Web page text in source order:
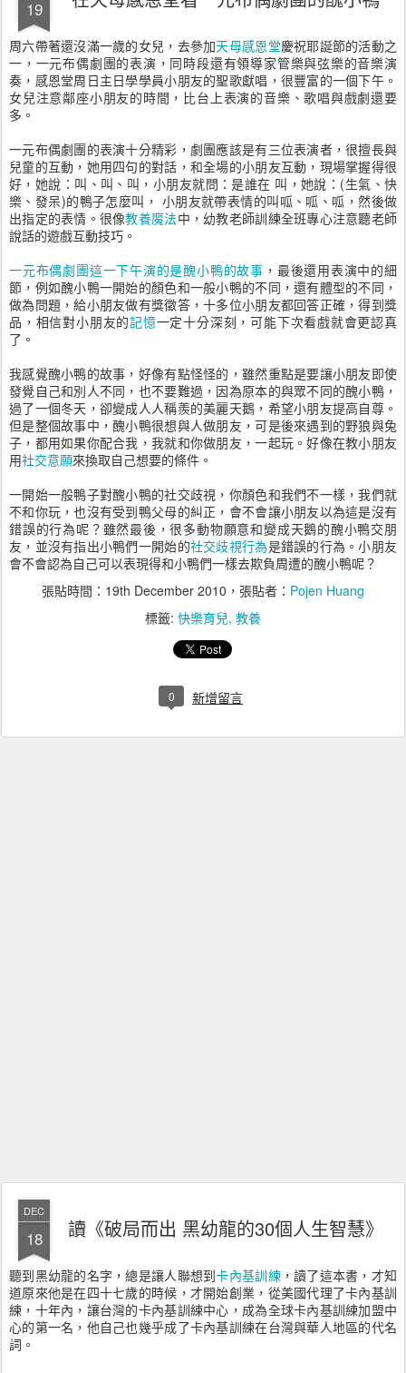
19
周六帶著還沒滿一歲的女兒，去參加天母感恩堂慶祝耶誕節的活動之
一，一元布偶劇團的表演，同時段還有領導家管樂與弦樂的音樂演
奏，感恩堂周日主日學學員小朋友的聖歌獻唱，很豐富的一個下午。
女兒注意鄰座小朋友的時間，比台上表演的音樂、歌唱與戲劇還要
多。
一元布偶劇團的表演十分精彩，劇團應該是有三位表演者，很擅長與
兒童的互動，她用四句的對話，和全場的小朋友互動，現場掌握得很
好，她說：叫、叫、叫，小朋友就問：是誰在 叫，她說：(生氣、快
樂、發呆)的鴨子怎麼叫， 小朋友就帶表情的叫呱、呱、呱，然後做
出指定的表情。很像教養魔法中，幼教老師訓練全班專心注意聽老師
說話的遊戲互動技巧。
一元布偶劇團這一下午演的是醜小鴨的故事 ，最後還用表演中的細
節，例如醜小鴨一開始的顏色和一般小鴨的不同，還有體型的不同，
做為問題，給小朋友做有獎徵答，十多位小朋友都回答正確，得到獎
品，相信對小朋友的記憶一定十分深刻，可能下次看戲就會更認真
了。
我感覺醜小鴨的故事，好像有點怪怪的，雖然重點是要讓小朋友即使
發覺自己和別人不同，也不要難過，因為原本的與眾不同的醜小鴨，
過了一個冬天，卻變成人人稱羨的美麗天鵝，希望小朋友提高自尊。
但是整個故事中，醜小鴨很想與人做朋友，可是後來遇到的野狼與兔
子，都用如果你配合我，我就和你做朋友，一起玩。好像在教小朋友
用社交意願來換取自己想要的條件。
一開始一般鴨子對醜小鴨的社交歧視，你顏色和我們不一樣，我們就
不和你玩，也沒有受到鴨父母的糾正，會不會讓小朋友以為這是沒有
錯誤的行為呢？雖然最後，很多動物願意和變成天鵝的醜小鴨交朋
友，並沒有指出小鴨們一開始的社交歧視行為是錯誤的行為。小朋友
會不會認為自己可以表現得和小鴨們一樣去欺負周遭的醜小鴨呢？
張貼時間： 19th December 2010 ，張貼者： Pojen Huang
標籤: 快樂育兒 教養
0 新增留言
DEC
18 讀《破局而出 黑幼龍的30個人生智慧》
聽到黑幼龍的名字，總是讓人聯想到卡內基訓練，讀了這本書，才知
道原來他是在四十七歲的時候，才開始創業，從美國代理了卡內基訓
練，十年內，讓台灣的卡內基訓練中心，成為全球卡內基訓練加盟中
心的第一名，他自己也幾乎成了卡內基訓練在台灣與華人地區的代名
詞。